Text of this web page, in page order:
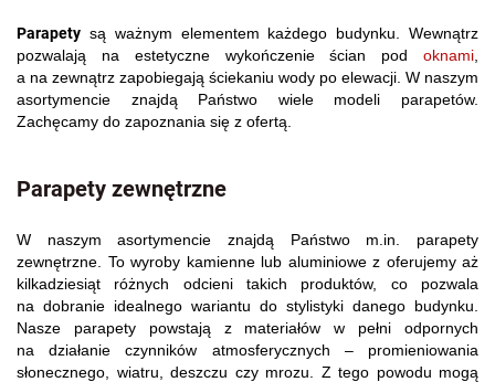
Parapety są ważnym elementem każdego budynku. Wewnątrz
pozwalają na estetyczne wykończenie ścian pod oknami
a na zewnątrz zapobiegają ściekaniu wody po elewacji. W naszym
asortymencie znajdą Państwo wiele modeli parapetów.
Zachęcamy do zapoznania się z ofertą.
Parapety zewnętrzne
W naszym asortymencie znajdą Państwo m.in. parapety
zewnętrzne. To wyroby kamienne lub aluminiowe z oferujemy aż
kilkadziesiąt różnych odcieni takich produktów, co pozwala
na dobranie idealnego wariantu do stylistyki danego budynku.
Nasze parapety powstają z materiałów w pełni odpornych
na działanie czynników atmosferycznych – promieniowania
słonecznego, wiatru, deszczu czy mrozu. Z tego powodu mogą